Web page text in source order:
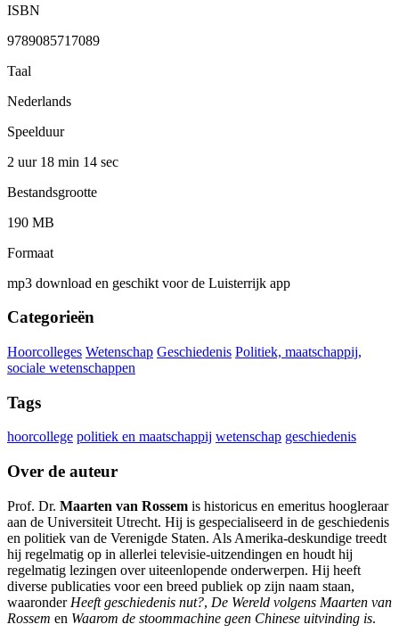
ISBN
9789085717089
Taal
Nederlands
Speelduur
2 uur 18 min 14 sec
Bestandsgrootte
190 MB
Formaat
mp3 download en geschikt voor de Luisterrijk app
Categorieën
Hoorcolleges Wetenschap Geschiedenis Politiek, maatschappij,
sociale wetenschappen
Tags
hoorcollege politiek en maatschappij wetenschap geschiedenis
Over de auteur
Prof. Dr. Maarten van Rossem is historicus en emeritus hoogleraar
aan de Universiteit Utrecht. Hij is gespecialiseerd in de geschiedenis
en politiek van de Verenigde Staten. Als Amerika-deskundige treedt
hij regelmatig op in allerlei televisie-uitzendingen en houdt hij
regelmatig lezingen over uiteenlopende onderwerpen. Hij heeft
diverse publicaties voor een breed publiek op zijn naam staan,
waaronder Heeft geschiedenis nut?, De Wereld volgens Maarten van
Rossem en Waarom de stoommachine geen Chinese uitvinding is.